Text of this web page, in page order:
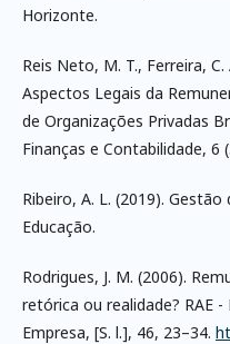
Horizonte.
Reis Neto, M. T., Ferreira,
Aspectos Legais da
de Organizações Privadas
Finanças e Contabilidade, 6
Ribeiro, A. L. (2019). Gestão
Educação.
Rodrigues, J. M. (2006).
retórica ou realidade? RAE
Empresa, [S. l.], 46, 23–34.